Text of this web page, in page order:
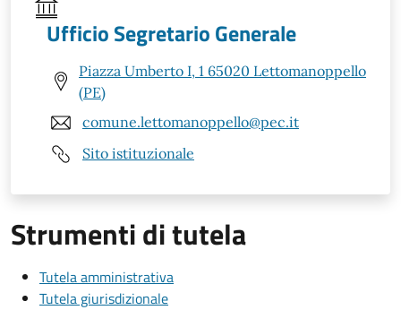
Ufficio Segretario Generale
Piazza Umberto I, 1 65020 Lettomanoppello
(PE)
comune.lettomanoppello@pec.it
Sito istituzionale
Strumenti di tutela
Tutela amministrativa
Tutela giurisdizionale